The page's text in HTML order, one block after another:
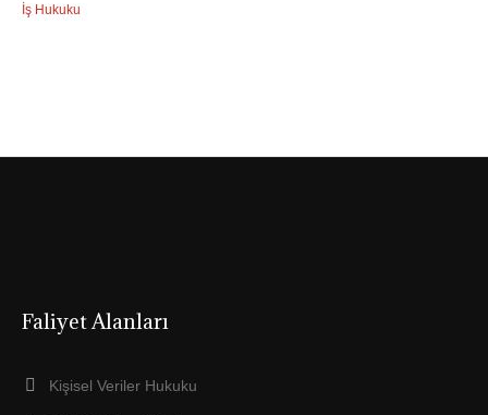
İş Hukuku
Faliyet Alanları
Kişisel Veriler Hukuku